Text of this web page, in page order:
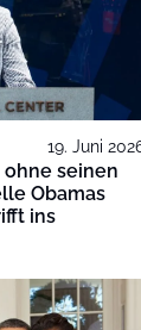
19. Juni
seinen
Obamas
ins